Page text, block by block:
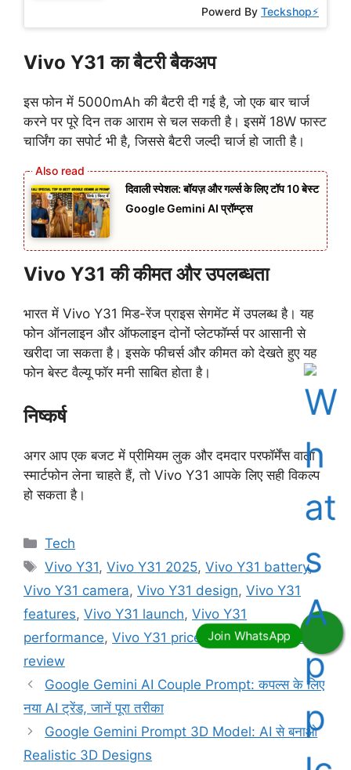
Powerd By Teckshop⚡
Vivo Y31 का बैटरी बैकअप
इस फोन में 5000mAh की बैटरी दी गई है, जो एक बार चार्ज
करने पर पूरे दिन तक आराम से चल सकती है। इसमें 18W फास्ट
चार्जिंग का सपोर्ट भी है, जिससे बैटरी जल्दी चार्ज हो जाती है।
दिवाली स्पेशल: बॉयज़ और गर्ल्स के लिए टॉप 10 बेस्ट
Google Gemini AI प्रॉम्प्ट्स
Vivo Y31 की कीमत और उपलब्धता
भारत में Vivo Y31 मिड-रेंज प्राइस सेगमेंट में उपलब्ध है। यह
फोन ऑनलाइन और ऑफलाइन दोनों प्लेटफॉर्म्स पर आसानी से
खरीदा जा सकता है। इसके फीचर्स और कीमत को देखते हुए यह
फोन बेस्ट वैल्यू फॉर मनी साबित होता है।
निष्कर्ष
अगर आप एक बजट में प्रीमियम लुक और दमदार परफॉर्मेंस वाला
स्मार्टफोन लेना चाहते हैं, तो Vivo Y31 आपके लिए सही विकल्प
हो सकता है।
Categories
Tech
Tags
Vivo Y31,Vivo Y31 2025,Vivo Y31 battery,
Vivo Y31 camera, Vivo Y31 design, Vivo Y31
features, Vivo Y31 launch, Vivo Y31
performance, Vivo Y31 price in India,Vivo Y31
review
Google Gemini AI Couple Prompt: कपल्स के लिए
नया AI ट्रेंड, जानें पूरा तरीका
Google Gemini Prompt 3D Model: AI से बनाओ
Realistic 3D Designs